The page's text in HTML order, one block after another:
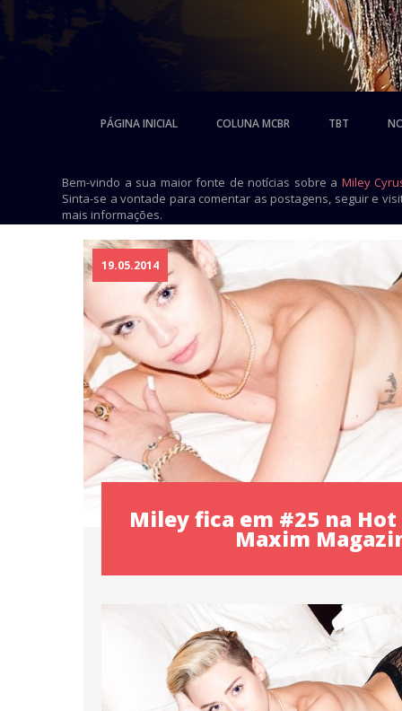
PÁGINA INICIAL COLUNA MCBR TBT
Bem-vindo a sua maior fonte de notícias sobre a Miley
Sinta-se a vontade para comentar as postagens, seguir e
mais informações.
19.05.2014
Miley fica em #25 na Hot
Maxim